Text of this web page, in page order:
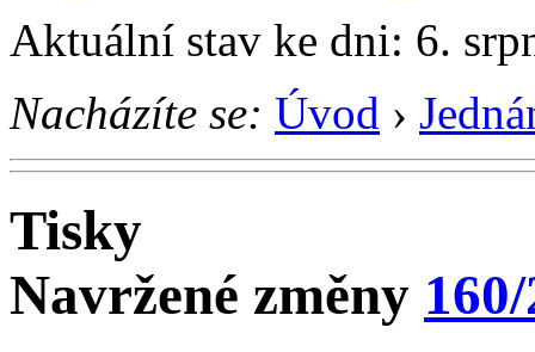
Aktuální stav ke dni: 6.
Nacházíte se: Úvod ›
Tisky
Navržené změny